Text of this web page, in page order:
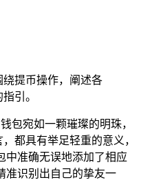
提币操作，阐述各
引。
包宛如一颗璀璨的明珠，
都具有举足轻重的意义，
中准确无误地添加了相应
准识别出自己的挚友一